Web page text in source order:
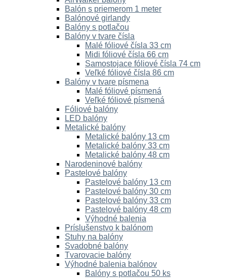
Balón s priemerom 1 meter
Balónové girlandy
Balóny s potlačou
Balóny v tvare čísla
Malé fóliové čísla 33 cm
Midi fóliové čísla 66 cm
Samostojace fóliové čísla 74 cm
Veľké fóliové čísla 86 cm
Balóny v tvare písmena
Malé fóliové písmená
Veľké fóliové písmená
Fóliové balóny
LED balóny
Metalické balóny
Metalické balóny 13 cm
Metalické balóny 33 cm
Metalické balóny 48 cm
Narodeninové balóny
Pastelové balóny
Pastelové balóny 13 cm
Pastelové balóny 30 cm
Pastelové balóny 33 cm
Pastelové balóny 48 cm
Výhodné balenia
Príslušenstvo k balónom
Stuhy na balóny
Svadobné balóny
Tvarovacie balóny
Výhodné balenia balónov
Balóny s potlačou 50 ks